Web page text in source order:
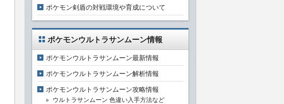
ポケモン剣盾の対戦環境や育成について
ポケモンウルトラサンムーン情報
ポケモンウルトラサンムーン最新情報
ポケモンウルトラサンムーン解析情報
ポケモンウルトラサンムーン攻略情報
ウルトラサンムーン 色違い入手方法など